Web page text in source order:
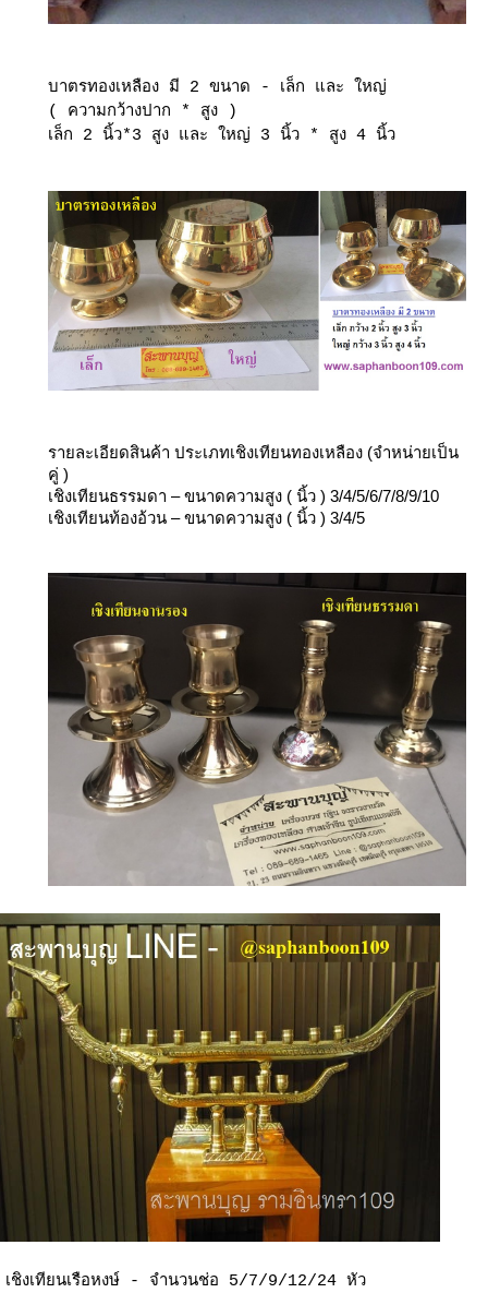
บาตรทองเหลือง มี 2 ขนาด - เล็ก และ ใหญ่
( ความกว้างปาก * สูง )
เล็ก 2 นิ้ว*3 สูง และ ใหญ่ 3 นิ้ว * สูง 4 นิ้ว
รายละเอียดสินค้า ประเภทเชิงเทียนทองเหลือง (จำหน่ายเป็น
คู่ )
เชิงเทียนธรรมดา – ขนาดความสูง ( นิ้ว ) 3/4/5/6/7/8/9/10
เชิงเทียนท้องอ้วน – ขนาดความสูง ( นิ้ว ) 3/4/5
ชิงเทียนเรือหงษ์ - จำนวนช่อ 5/7/9/12/24 หัว